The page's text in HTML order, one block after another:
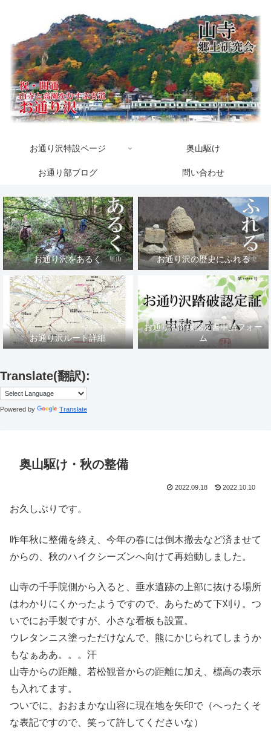
お通り沢特設ページ 奥山駆け
お通り部ブログ 問い合わせ
お通り沢をあるく お通り沢の歴史にふれる
お通り沢ルート詳細
お通り沢踏破認定書申請フォー
ム
Translate(翻訳):
Powered by Translate
奥山駆け・秋の整備
2022.09.18 2022.10.10
お久しぶりです。
昨年秋に整備を終え、今年の春には倒木撤去など済ませて
からの、秋のハイクシーズンへ向けて再始動しました。
山寺の千手院側から入ると、垂水遺跡の上部に抜ける場所
はわかりにくかったようですので、あらためて下刈り。つ
いでにお手製ですが、小さな看板も設置。
ウレタンニス塗っただけなんで、熊にかじられてしまうか
もなぁああ。。。汗
山寺からの距離、若松観音からの距離に加え、標高の表示
も入れてます。
ついでに、おおまかな山容に現在地を矢印で（へったくそ
な表記ですので、笑って許してくださいな）